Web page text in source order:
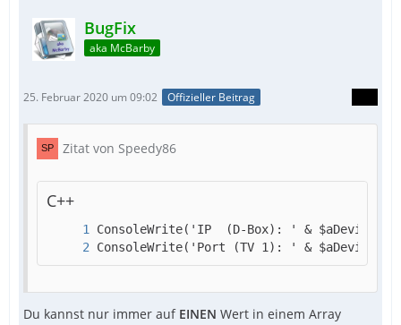
BugFix
aka McBarby
25. Februar 2020 um 09:02 Offizieller Beitrag
Zitat von Speedy86
C++
ConsoleWrite('Port (TV 1): ' &
Du kannst nur immer auf EINEN Wert in einem Array